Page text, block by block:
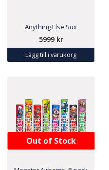
Anything Else Sux
5999 kr
Lägg till i varukorg
Out of Stock